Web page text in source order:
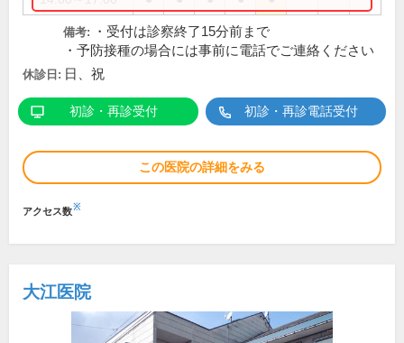
備考:
・受付は診察終了15分前まで
・予防接種の場合には事前に電話でご連絡ください
休診日: 日、祝
初診・再診受付 初診・再診電話受付
この医院の詳細をみる
アクセス数※
大江医院